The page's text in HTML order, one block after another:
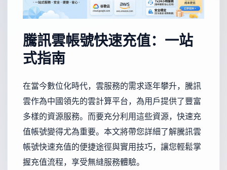
騰訊雲帳號快速充值：一站
式指南
在當今數位化時代，雲服務的需求逐年攀升，騰訊
雲作為中國領先的雲計算平台，為用戶提供了豐富
多樣的資源服務。而要充分利用這些資源，快速充
值帳號變得尤為重要。本文將帶您詳細了解騰訊雲
帳號快速充值的便捷途徑與實用技巧，讓您輕鬆掌
握充值流程，享受無縫服務體驗。